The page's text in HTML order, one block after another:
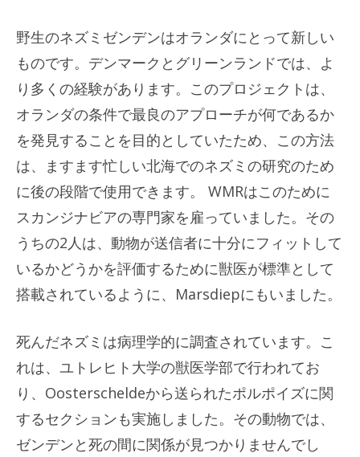
野生のネズミゼンデンはオランダにとって新しい
ものです。デンマークとグリーンランドでは、よ
り多くの経験があります。このプロジェクトは、
オランダの条件で最良のアプローチが何であるか
を発見することを目的としていたため、この方法
は、ますます忙しい北海でのネズミの研究のため
に後の段階で使用できます。 WMRはこのために
スカンジナビアの専門家を雇っていました。その
うちの2人は、動物が送信者に十分にフィットして
いるかどうかを評価するために獣医が標準として
搭載されているように、Marsdiepにもいました。
死んだネズミは病理学的に調査されています。こ
れは、ユトレヒト大学の獣医学部で行われてお
り、Oosterscheldeから送られたポルポイズに関
するセクションも実施しました。その動物では、
ゼンデンと死の間に関係が見つかりませんでし